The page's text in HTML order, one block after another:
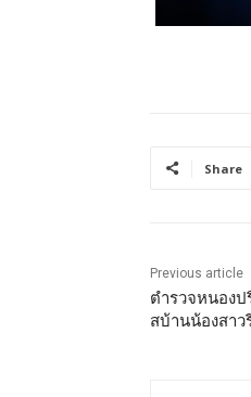
Share
Previous article
ตำรวจหนอง
สบ้านน้องสาว